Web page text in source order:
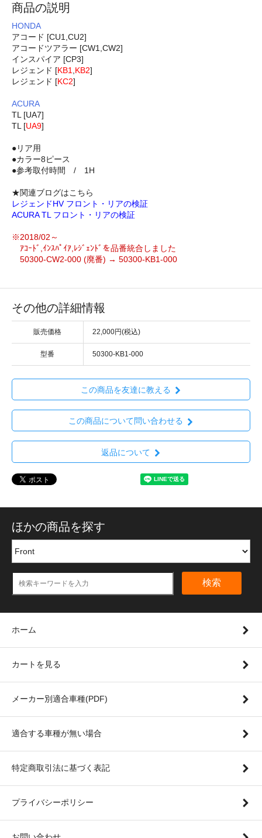
商品の説明
HONDA
アコード [CU1,CU2]
アコードツアラー [CW1,CW2]
インスパイア [CP3]
レジェンド [KB1 KB2]
レジェンド [KC2]
ACURA
TL [UA7]
TL [UA9]
●リア用
●カラー8ピース
●参考取付時間 / 1H
★関連ブログはこちら
レジェンドHV フロント・リアの検証
ACURA TL フロント・リアの検証
※2018/02～
ｱｺｰﾄﾞ,ｲﾝｽﾊﾟｲｱ,ﾚｼﾞｪﾝﾄﾞを品番統合しました
50300-CW2-000 (廃番) → 50300-KB1-000
その他の詳細情報
販売価格 22,000円(税込)
型番 50300-KB1-000
この商品を友達に教える
この商品について問い合わせる
返品について
ほかの商品を探す
検索
ホーム
カートを見る
メーカー別適合車種(PDF)
適合する車種が無い場合
特定商取引法に基づく表記
プライバシーポリシー